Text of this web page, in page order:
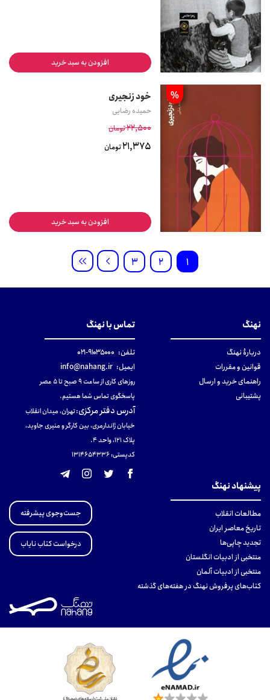
افزودن به سبد خرید
% خود زنجیری
حمیده رضایی
22,500تومان
21,375تومان
افزودن به سبد خرید
1
2
3
نهنگ
دربارهٔ نهنگ
قوانین و مقررات
راهنمای خرید و ارسال
پشتیبانی
تماس با نهنگ
تلفن: ۹۱۰۳۵۰۰۰-۰۲۱
ایمیل: info@nahang.ir
روزهای کاری از ساعت ۹ صبح تا ۵ عصر
پاسخگوی تماس شما هستیم.
آدرس دفتر مرکزی:تهران، میدان انقلاب
خیابان ژاندارمری، بین کارگر و منیری جاوید،
پلاک 121، واحد ۴.
کدپستی: 131465433۶
پیشنهاد نهنگ
مطالعات انقلاب
تاریخ معاصر ایران
تجدید چاپی‌ها
منتخبی از ادبیات انگلستان
منتخبی از ادبیات آلمان
کتاب‌های پرفروش نهنگ در هفته‌های گذشته
جست‌وجوی پیشرفته
درخواست کتاب نایاب